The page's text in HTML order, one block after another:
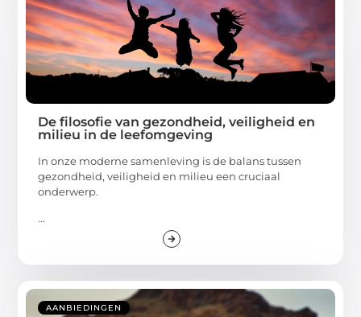
De filosofie van gezondheid, veiligheid en
milieu in de leefomgeving
In onze moderne samenleving is de balans tussen
gezondheid, veiligheid en milieu een cruciaal
onderwerp.
...
AANBIEDINGEN